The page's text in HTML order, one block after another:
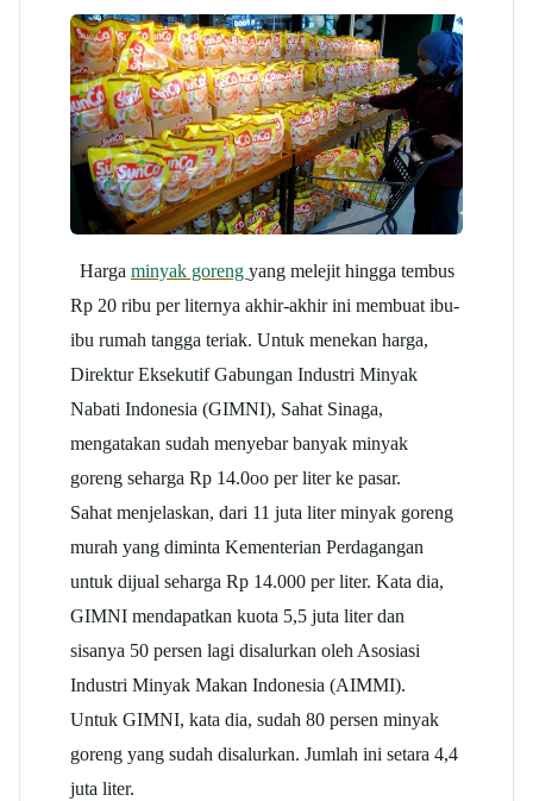
Harga minyak goreng yang melejit hingga tembus
Rp 20 ribu per liternya akhir-akhir ini membuat ibu-
ibu rumah tangga teriak. Untuk menekan harga,
Direktur Eksekutif Gabungan Industri Minyak
Nabati Indonesia (GIMNI), Sahat Sinaga,
mengatakan sudah menyebar banyak minyak
goreng seharga Rp 14.0oo per liter ke pasar.
Sahat menjelaskan, dari 11 juta liter minyak goreng
murah yang diminta Kementerian Perdagangan
untuk dijual seharga Rp 14.000 per liter. Kata dia,
GIMNI mendapatkan kuota 5,5 juta liter dan
sisanya 50 persen lagi disalurkan oleh Asosiasi
Industri Minyak Makan Indonesia (AIMMI).
Untuk GIMNI, kata dia, sudah 80 persen minyak
goreng yang sudah disalurkan. Jumlah ini setara 4,4
juta liter.